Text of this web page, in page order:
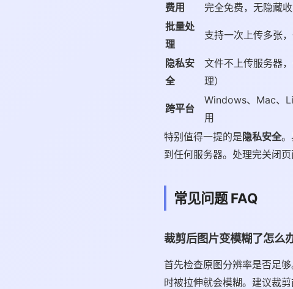
费用
完全免费，无隐藏
批量处
理
支持一次上传多张
隐私安
全
文件不上传服务器
理）
跨平台
Windows、Mac、
用
特别值得一提的是隐私安全
到任何服务器。处理完关闭
常见问题 FAQ
裁剪后图片变模糊了怎么
首先检查原图分辨率是否足
时被拉伸就会模糊。建议裁